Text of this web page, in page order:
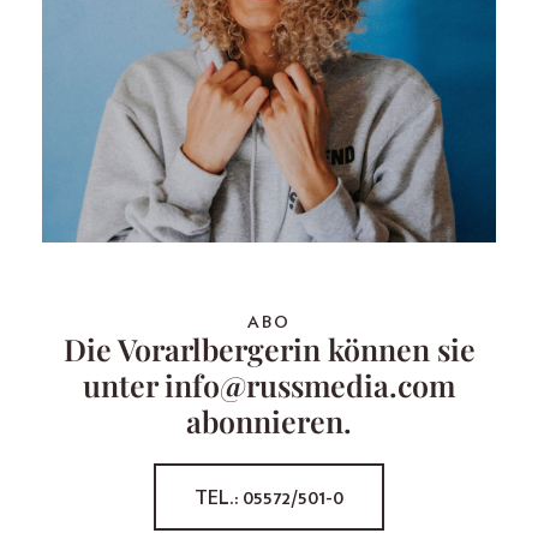
ABO
Die Vorarlbergerin können sie
unter info@russmedia.com
abonnieren.
TEL.: 05572/501-0